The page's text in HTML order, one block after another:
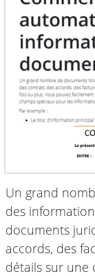
Un grand
des
documents
accords, des
détails sur une